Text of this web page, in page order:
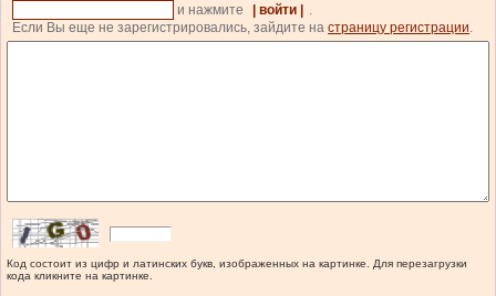
и нажмите
| войти |
.
Если Вы еще не зарегистрировались, зайдите на страницу регистрации.
Код состоит из цифр и латинских букв, изображенных на картинке. Для перезагрузки
кода кликните на картинке.